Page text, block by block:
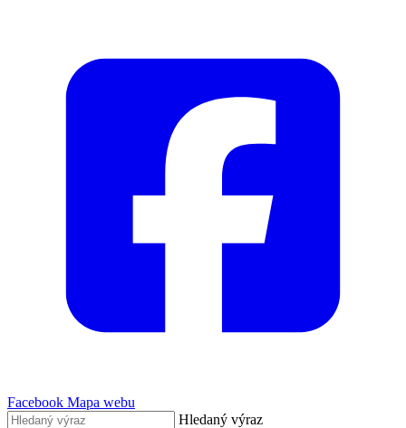
Facebook Mapa webu
Hledaný výraz